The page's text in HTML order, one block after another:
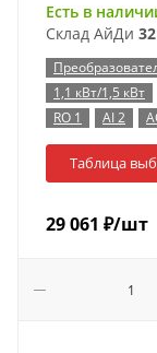
Есть в
Склад АйДи
1,1 кВт/1,5 кВт
RO 1
AI 2
Таблица
29 061 ₽/шт